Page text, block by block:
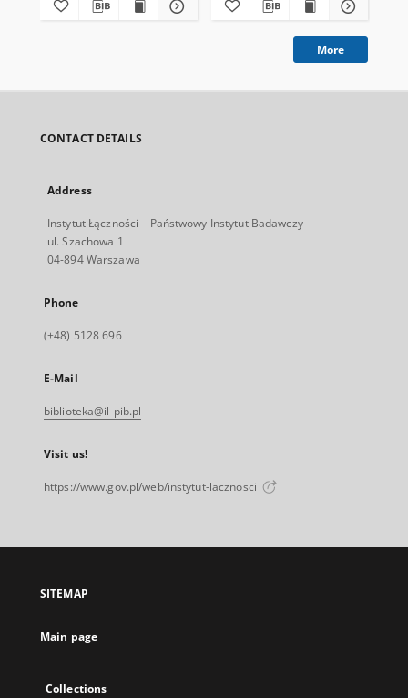
More
CONTACT DETAILS
Address
Instytut Łączności – Państwowy Instytut Badawczy
ul. Szachowa 1
04-894 Warszawa
Phone
(+48) 5128 696
E-Mail
biblioteka@il-pib.pl
Visit us!
https://www.gov.pl/web/instytut-lacznosci
SITEMAP
Main page
Collections